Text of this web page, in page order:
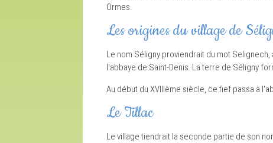
Ormes.
Les origines du village de
Le nom Séligny proviendrait du mot
l'abbaye de Saint-Denis. La terre de Séligny
Au début du XVIIIème siècle, ce fief passa à
Le Tillac
Le village tiendrait la seconde partie de son